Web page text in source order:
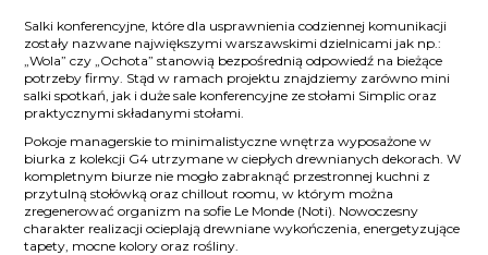
Salki konferencyjne, które dla usprawnienia codziennej komunikacji
zostały nazwane największymi warszawskimi dzielnicami jak np.:
„Wola” czy „Ochota” stanowią bezpośrednią odpowiedź na bieżące
potrzeby firmy. Stąd w ramach projektu znajdziemy zarówno mini
salki spotkań, jak i duże sale konferencyjne ze stołami Simplic oraz
praktycznymi składanymi stołami.
Pokoje managerskie to minimalistyczne wnętrza wyposażone w
biurka z kolekcji G4 utrzymane w ciepłych drewnianych dekorach. W
kompletnym biurze nie mogło zabraknąć przestronnej kuchni z
przytulną stołówką oraz chillout roomu, w którym można
zregenerować organizm na sofie Le Monde (Noti). Nowoczesny
charakter realizacji ocieplają drewniane wykończenia, energetyzujące
tapety, mocne kolory oraz rośliny.